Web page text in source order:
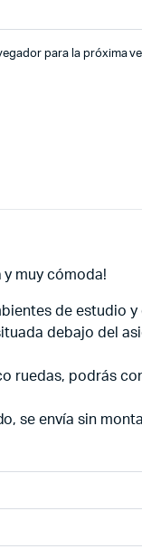
para la próxima
y muy cómoda!
de estudio
debajo del
ruedas, podrás
se envía sin